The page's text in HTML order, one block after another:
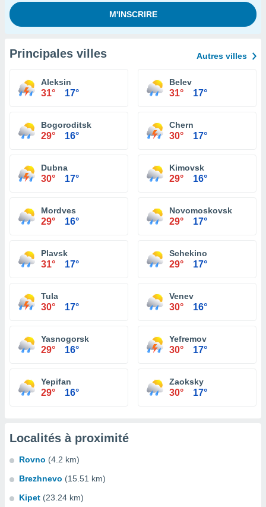
Principales villes Autres villes
Aleksin
31° 17°
Belev
31° 17°
Bogoroditsk
29° 16°
Chern
30° 17°
Dubna
30° 17°
Kimovsk
29° 16°
Mordves
29° 16°
Novomoskovsk
29° 17°
Plavsk
31° 17°
Schekino
29° 17°
Tula
30° 17°
Venev
30° 16°
Yasnogorsk
29° 16°
Yefremov
30° 17°
Yepifan
29° 16°
Zaoksky
30° 17°
Localités à proximité
Rovno (4.2 km)
Brezhnevo (15.51 km)
Kipet (23.24 km)